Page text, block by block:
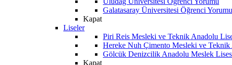
Galatasaray Üniversitesi Öğrenci Yorumu
Kapat
Liseler
Piri Reis Mesleki ve Teknik Anadolu
Hereke Nuh Çimento Mesleki ve
Gölcük Denizcilik Anadolu Meslek
Kapat